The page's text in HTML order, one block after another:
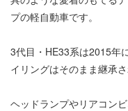
プの軽自動車です。
3代目・HE33系は2015年
イリングはそのまま継承さ
ヘッドランプやリアコン